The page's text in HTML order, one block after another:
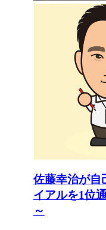
佐藤幸治が自
イアルを1位
～